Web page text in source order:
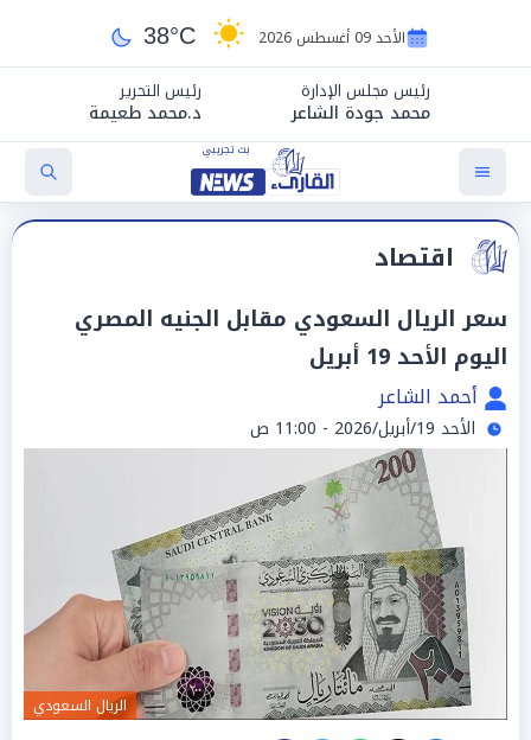
الأحد 09 أغسطس 2026 38°C
رئيس مجلس الإدارة
محمد جودة الشاعر
رئيس التحرير
د.محمد طعيمة
اقتصاد
سعر الريال السعودي مقابل الجنيه المصري
اليوم الأحد 19 أبريل
أحمد الشاعر
الأحد 19/أبريل/2026 - 11:00 ص
الريال السعودي